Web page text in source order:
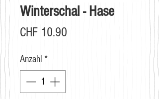
Winterschal - Hase
CHF 10.90
Anzahl *